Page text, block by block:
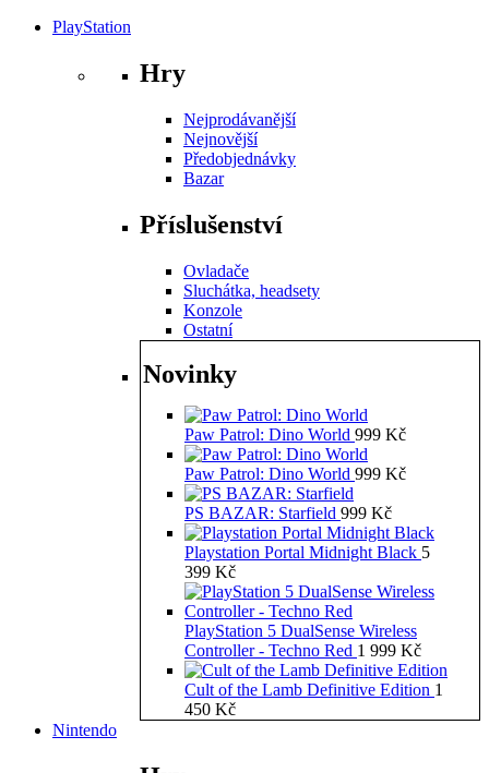
PlayStation
Hry
Nejprodávanější
Nejnovější
Předobjednávky
Bazar
Příslušenství
Ovladače
Sluchátka, headsety
Konzole
Ostatní
Novinky
Paw Patrol: Dino World 999 Kč
Paw Patrol: Dino World 999 Kč
PS BAZAR: Starfield 999 Kč
Playstation Portal Midnight Black 5
399 Kč
PlayStation 5 DualSense Wireless
Controller - Techno Red 1 999 Kč
Cult of the Lamb Definitive Edition 1
450 Kč
Nintendo